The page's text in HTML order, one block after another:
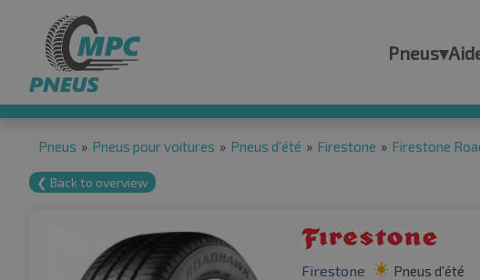
Pneus▾
Pneus » Pneus pour voitures » Pneus d'été » Firestone » Firestone
❮ Back to overview
Firestone Pneus d'été